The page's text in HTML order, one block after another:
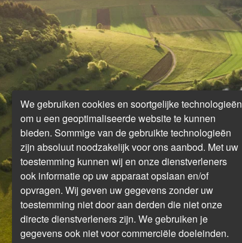
We gebruiken cookies en soortgelijke technologieën
om u een geoptimaliseerde website te kunnen
bieden. Sommige van de gebruikte technologieën
zijn absoluut noodzakelijk voor ons aanbod. Met uw
toestemming kunnen wij en onze dienstverleners
ook informatie op uw apparaat opslaan en/of
opvragen. Wij geven uw gegevens zonder uw
toestemming niet door aan derden die niet onze
directe dienstverleners zijn. We gebruiken je
gegevens ook niet voor commerciële doeleinden.